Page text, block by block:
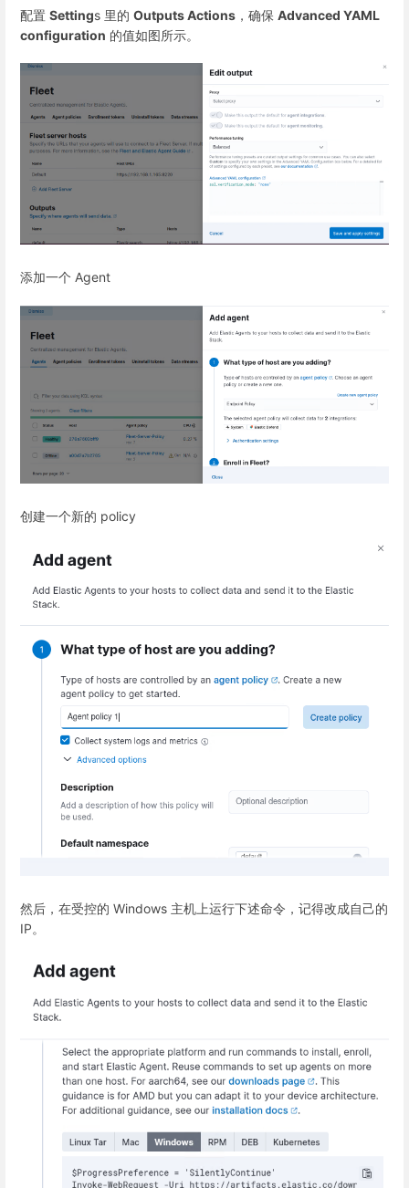
配置 Settings 里的 Outputs Actions ，确保 Advanced YAML
configuration 的值如图所示。
添加一个 Agent
创建一个新的 policy
然后，在受控的 Windows 主机上运行下述命令，记得改成自己的
IP。